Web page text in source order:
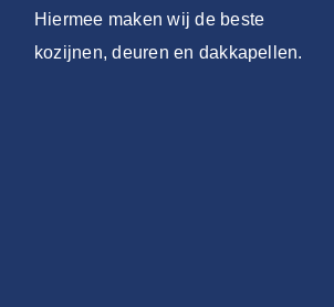
Hiermee maken wij de beste
kozijnen, deuren en dakkapellen.